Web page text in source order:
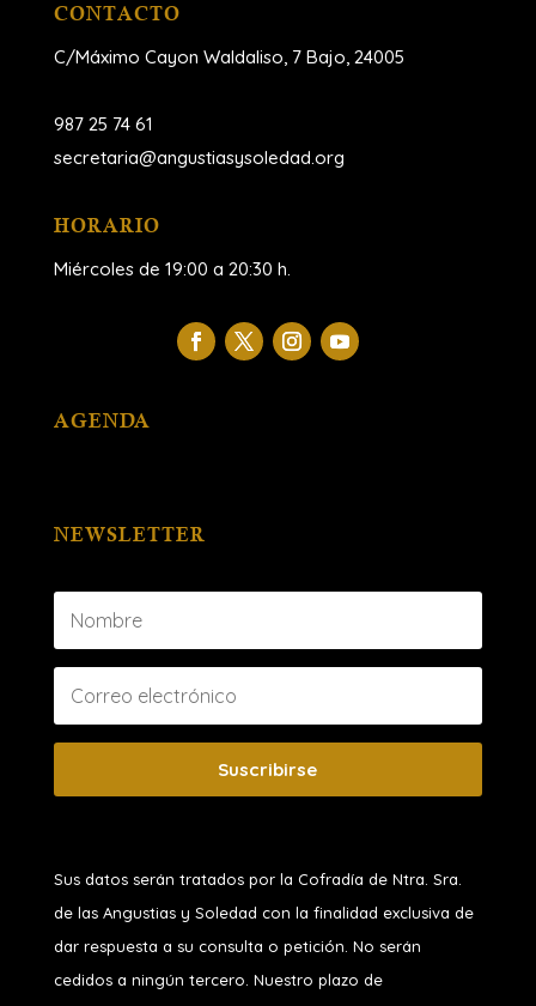
CONTACTO
C/Máximo Cayon Waldaliso, 7 Bajo, 24005
987 25 74 61
secretaria@angustiasysoledad.org
HORARIO
Miércoles de 19:00 a 20:30 h.
AGENDA
NEWSLETTER
Suscribirse
Sus datos serán tratados por la Cofradía de Ntra. Sra.
de las Angustias y Soledad con la finalidad exclusiva de
dar respuesta a su consulta o petición. No serán
cedidos a ningún tercero. Nuestro plazo de